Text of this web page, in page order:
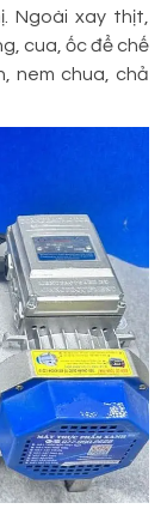
Ngoài xay thịt,
cua, ốc để chế
nem chua, chả